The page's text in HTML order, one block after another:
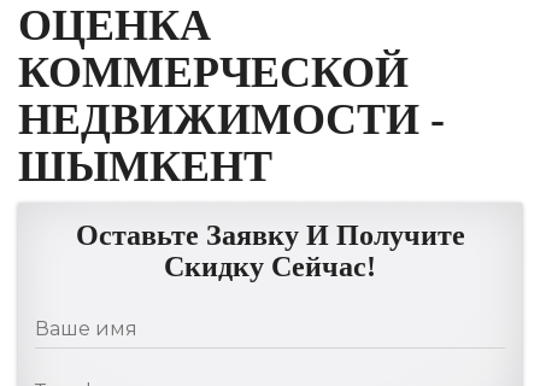
ОЦЕНКА
КОММЕРЧЕСКОЙ
НЕДВИЖИМОСТИ -
ШЫМКЕНТ
Оставьте Заявку И Получите
Скидку Сейчас!